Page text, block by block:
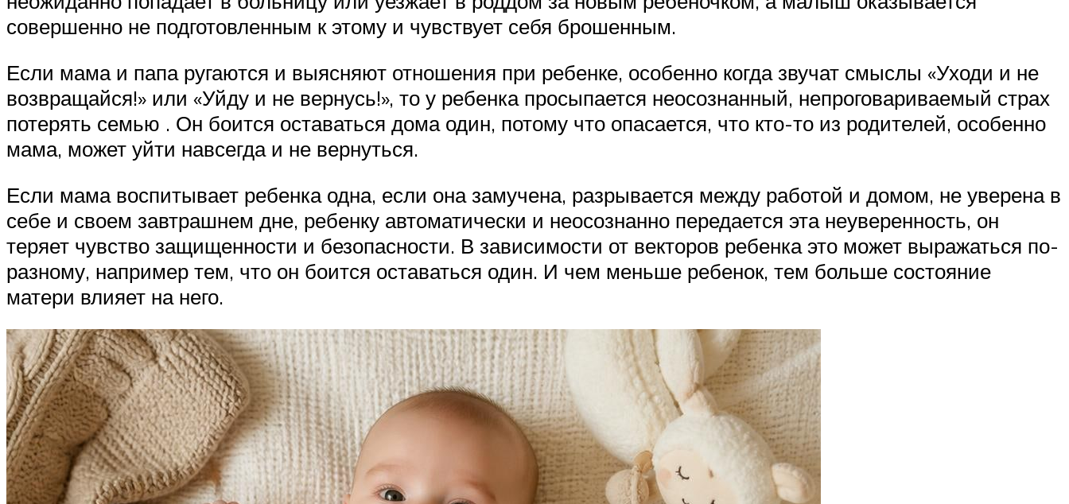
совершенно не подготовленным к этому и чувствует себя брошенным.
Если мама и папа ругаются и выясняют отношения при ребенке, особенно когда звучат смыслы «Уходи и не
возвращайся!» или «Уйду и не вернусь!», то у ребенка просыпается неосознанный, непроговариваемый страх
потерять семью . Он боится оставаться дома один, потому что опасается, что кто-то из родителей, особенно
мама, может уйти навсегда и не вернуться.
Если мама воспитывает ребенка одна, если она замучена, разрывается между работой и домом, не уверена в
себе и своем завтрашнем дне, ребенку автоматически и неосознанно передается эта неуверенность, он
теряет чувство защищенности и безопасности. В зависимости от векторов ребенка это может выражаться по-
разному, например тем, что он боится оставаться один. И чем меньше ребенок, тем больше состояние
матери влияет на него.